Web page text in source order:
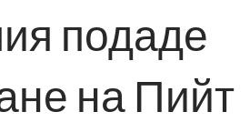
подаде
на Пийт